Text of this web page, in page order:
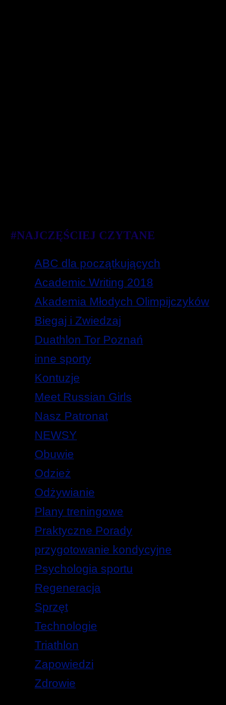
#NAJCZĘŚCIEJ CZYTANE
ABC dla początkujących
Academic Writing 2018
Akademia Młodych Olimpijczyków
Biegaj i Zwiedzaj
Duathlon Tor Poznań
inne sporty
Kontuzje
Meet Russian Girls
Nasz Patronat
NEWSY
Obuwie
Odzież
Odżywianie
Plany treningowe
Praktyczne Porady
przygotowanie kondycyjne
Psychologia sportu
Regeneracja
Sprzęt
Technologie
Triathlon
Zapowiedzi
Zdrowie